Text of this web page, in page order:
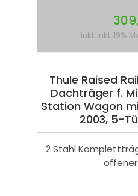
inkl. inkl. 19%
Thule Raised
Dachträger f.
Station Wagon
2003, 5-
2 Stahl
offener